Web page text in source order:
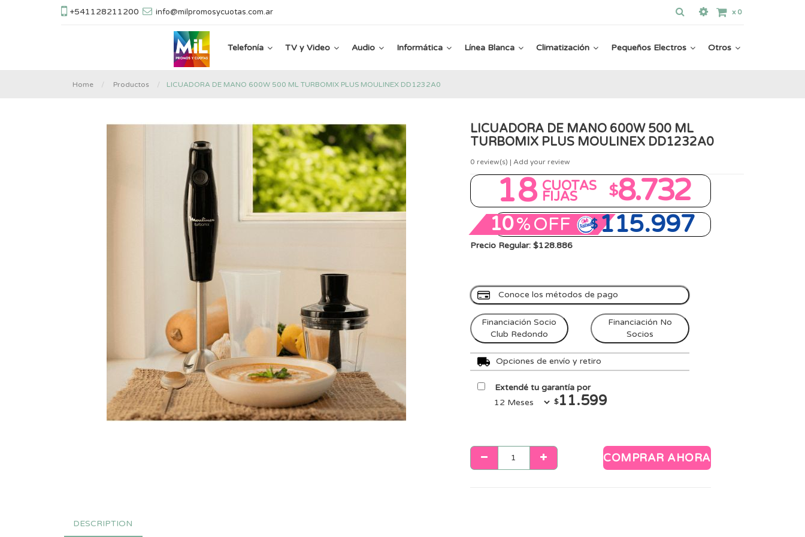
+541128211200 info@milpromosycuotas.com.ar x 0
Telefonía TV y Video Audio Informática Línea Blanca Climatización Pequeños Electros Otros
Home Productos LICUADORA DE MANO 600W 500 ML TURBOMIX PLUS MOULINEX DD1232A0
LICUADORA DE MANO 600W 500 ML
TURBOMIX PLUS MOULINEX DD1232A0
0 review(s) | Add your review
18 CUOTAS
FIJAS $8.732
10%OFF $115.997
Precio Regular: $128.886
Conoce los métodos de pago
Financiación Socio
Club Redondo
Financiación No
Socios
Opciones de envío y retiro
Extendé tu garantía por
$11.599
COMPRAR AHORA
DESCRIPTION